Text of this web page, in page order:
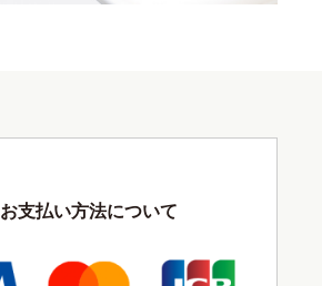
お支払い方法について